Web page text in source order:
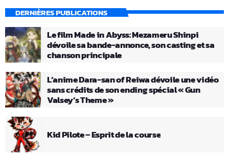
DERNIÈRES PUBLICATIONS
Le film Made in Abyss: Mezameru Shinpi
dévoile sa bande-annonce, son casting et sa
chanson principale
L’anime Dara-san of Reiwa dévoile une vidéo
sans crédits de son ending spécial « Gun
Valsey’s Theme »
Kid Pilote – Esprit de la course